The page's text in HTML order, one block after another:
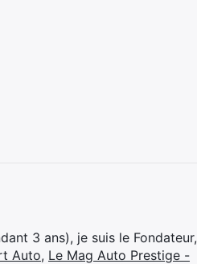
3 ans), je suis le Fondateur,
Auto, Le Mag Auto Prestige -